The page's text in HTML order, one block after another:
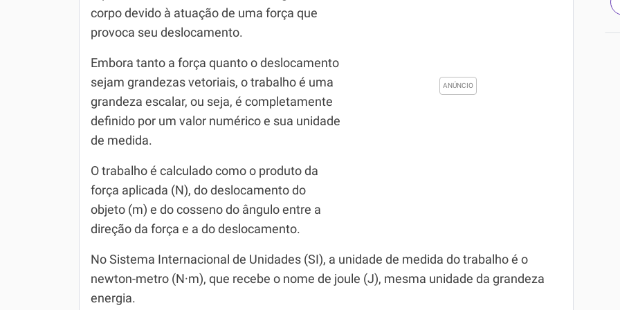
Todos os Exercícios
corpo devido à atuação de uma força que
provoca seu deslocamento.
Embora tanto a força quanto o deslocamento
sejam grandezas vetoriais, o trabalho é uma
grandeza escalar, ou seja, é completamente
definido por um valor numérico e sua unidade
de medida.
O trabalho é calculado como o produto da
força aplicada (N), do deslocamento do
objeto (m) e do cosseno do ângulo entre a
direção da força e a do deslocamento.
No Sistema Internacional de Unidades (SI), a unidade de medida do trabalho é o
newton-metro (N·m), que recebe o nome de joule (J), mesma unidade da grandeza
energia.